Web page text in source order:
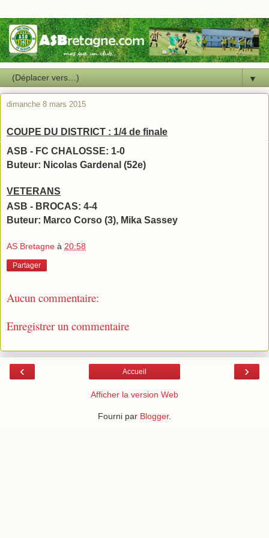
▼
dimanche 8 mars 2015
COUPE DU DISTRICT : 1/4 de finale
ASB - FC CHALOSSE: 1-0
Buteur: Nicolas Gardenal (52e)
VETERANS
ASB - BROCAS: 4-4
Buteur: Marco Corso (3), Mika Sassey
AS Bretagne à 20:58
Partager
Aucun commentaire:
Enregistrer un commentaire
‹ ›
Accueil
Afficher la version Web
Fourni par Blogger.